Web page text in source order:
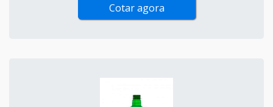
Cotar agora